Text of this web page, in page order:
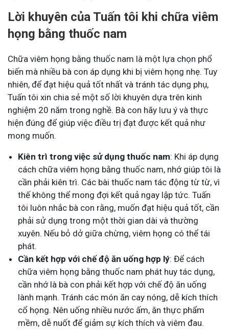
Lời khuyên của Tuấn tôi khi chữa viêm
họng bằng thuốc nam
Chữa viêm họng bằng thuốc nam là một lựa chọn phổ
biến mà nhiều bà con áp dụng khi bị viêm họng nhẹ. Tuy
nhiên, để đạt hiệu quả tốt nhất và tránh tác dụng phụ,
Tuấn tôi xin chia sẻ một số lời khuyên dựa trên kinh
nghiệm 20 năm trong nghề. Bà con hãy lưu ý và thực
hiện đúng để giúp việc điều trị đạt được kết quả như
mong muốn.
Kiên trì trong việc sử dụng thuốc nam: Khi áp dụng
cách chữa viêm họng bằng thuốc nam, nhớ giúp tôi là
cần phải kiên trì. Các bài thuốc nam tác động từ từ, vì
thế không thể mong đợi kết quả ngay lập tức. Tuấn
tôi luôn nhắc bà con rằng, muốn đạt hiệu quả tốt, cần
phải sử dụng trong một thời gian dài và thường
xuyên. Nếu bỏ dở giữa chừng, viêm họng có thể tái
phát.
Cần kết hợp với chế độ ăn uống hợp lý: Để cách
chữa viêm họng bằng thuốc nam phát huy tác dụng,
cần nhớ là bà con phải kết hợp với chế độ ăn uống
lành mạnh. Tránh các món ăn cay nóng, dễ kích thích
cổ họng. Nên uống nhiều nước ấm, ăn thực phẩm
mềm, dễ nuốt để giảm sự kích thích và viêm đau.